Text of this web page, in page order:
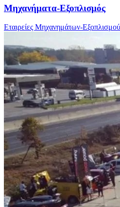
Μηχανήματα-Εξοπλισμός
Εταιρείες Μηχανημάτων-Εξοπλισμού